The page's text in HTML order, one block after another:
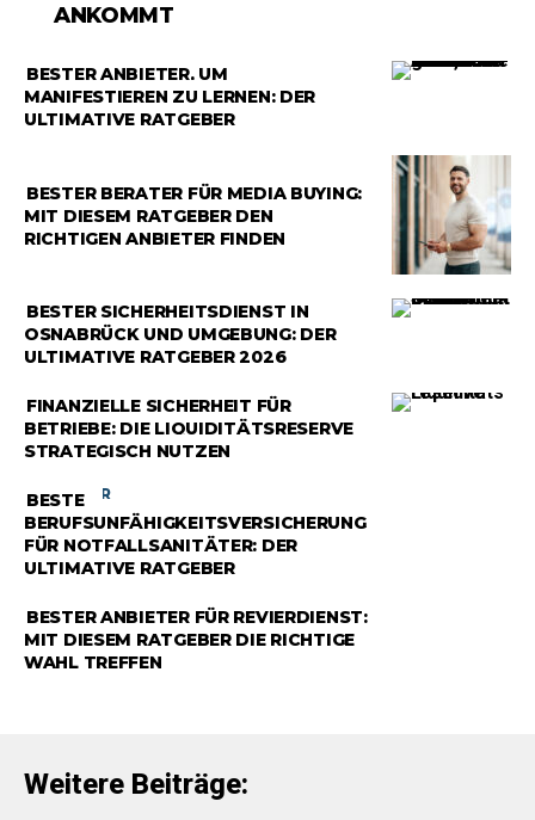
ANKOMMT
RATGEBER
BESTER ANBIETER, UM
MANIFESTIEREN ZU LERNEN: DER
ULTIMATIVE RATGEBER
RATGEBER
BESTER BERATER FÜR MEDIA BUYING:
MIT DIESEM RATGEBER DEN
RICHTIGEN ANBIETER FINDEN
RATGEBER
BESTER SICHERHEITSDIENST IN
OSNABRÜCK UND UMGEBUNG: DER
ULTIMATIVE RATGEBER 2026
RATGEBER
FINANZIELLE SICHERHEIT FÜR
BETRIEBE: DIE LIQUIDITÄTSRESERVE
STRATEGISCH NUTZEN
RATGEBER
BESTE
BERUFSUNFÄHIGKEITSVERSICHERUNG
FÜR NOTFALLSANITÄTER: DER
ULTIMATIVE RATGEBER
RATGEBER
BESTER ANBIETER FÜR REVIERDIENST:
MIT DIESEM RATGEBER DIE RICHTIGE
WAHL TREFFEN
Weitere Beiträge: